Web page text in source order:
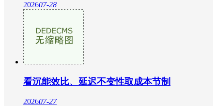
202607-28
看沉能效比、延迟不变性取成本节制
202607-27